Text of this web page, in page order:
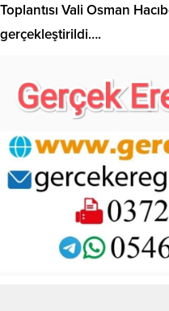
Toplantısı Vali Osman
gerçekleştirildi….